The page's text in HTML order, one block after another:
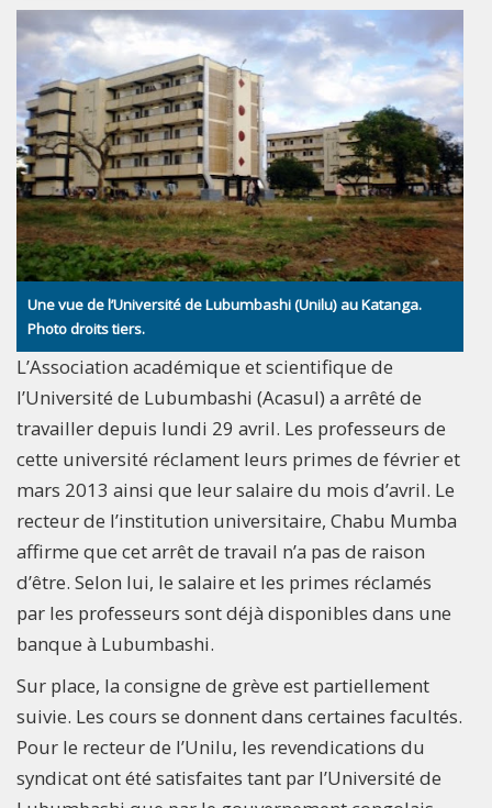
Une vue de l’Université de Lubumbashi (Unilu) au Katanga.
Photo droits tiers.
L’Association académique et scientifique de
l’Université de Lubumbashi (Acasul) a arrêté de
travailler depuis lundi 29 avril. Les professeurs de
cette université réclament leurs primes de février et
mars 2013 ainsi que leur salaire du mois d’avril. Le
recteur de l’institution universitaire, Chabu Mumba
affirme que cet arrêt de travail n’a pas de raison
d’être. Selon lui, le salaire et les primes réclamés
par les professeurs sont déjà disponibles dans une
banque à Lubumbashi.
Sur place, la consigne de grève est partiellement
suivie. Les cours se donnent dans certaines facultés.
Pour le recteur de l’Unilu, les revendications du
syndicat ont été satisfaites tant par l’Université de